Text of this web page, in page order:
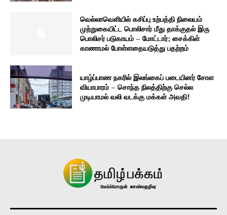
வெல்லாவெளியில் கசிப்பு உற்பத்தி நிலையம்
முற்றுகையிட்ட பொலிசார் மீது தாக்குதல் இரு
பொலிசர் படுகாயம் – மோட்டார்; சைக்கிள்
காணாமல் போள்ளதையடுத்து பதற்றம்
யாழ்ப்பாண நகரில் இலங்கைப் படையினர் சோள
வியாபாரம் – சொந்த நிலத்திற்கு செல்ல
முடியாமல் வலி வடக்கு மக்கள் அவதி!